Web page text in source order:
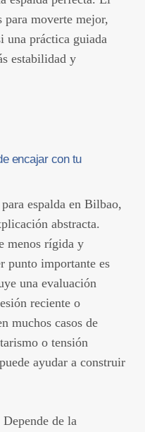
para moverte mejor,
una práctica guiada
estabilidad y
encajar con tu
espalda en Bilbao,
abstracta.
menos rígida y
punto importante es
una evaluación
reciente o
muchos casos de
o tensión
ayudar a construir
de la